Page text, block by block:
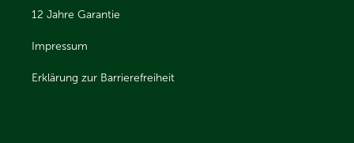
12 Jahre Garantie
Impressum
Erklärung zur Barrierefreiheit